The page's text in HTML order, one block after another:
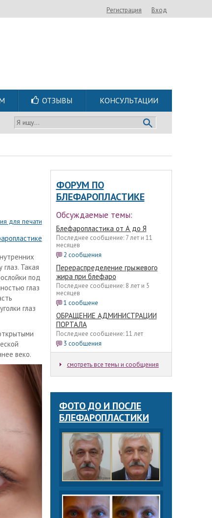
Регистрация Вход
ОТЗЫВЫ КОНСУЛЬТАЦИИ
Я ищу...
для печати
Такая
под
глаз
глаз
веко.
ФОРУМ ПО
БЛЕФАРОПЛАСТИКЕ
Обсуждаемые темы:
Блефаропластика от А до Я
Последнее сообщение: 7 лет и 11
месяцев
2 сообщения
Перераспределение грыжевого
жира при блефаро
Последнее сообщение: 8 лет и 5
месяцев
1 сообщене
ОБРАЩЕНИЕ АДМИНИСТРАЦИИ
ПОРТАЛА
Последнее сообщение: 11 лет
3 сообщения
смотреть все темы и сообщения
ФОТО ДО И ПОСЛЕ
БЛЕФАРОПЛАСТИКИ